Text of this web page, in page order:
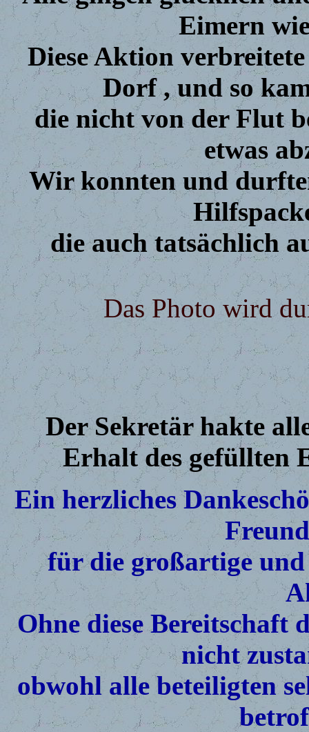
Eimern
Diese Aktion
Dorf , und so
die nicht von der Flut
etwas
Wir konnten und
die auch tatsächlich
Das Photo wird
Der Sekretär hakte
Erhalt des gefüllten
Ein herzliches
für die großartige
Ohne diese Bereitschaft
nicht
obwohl alle beteiligten